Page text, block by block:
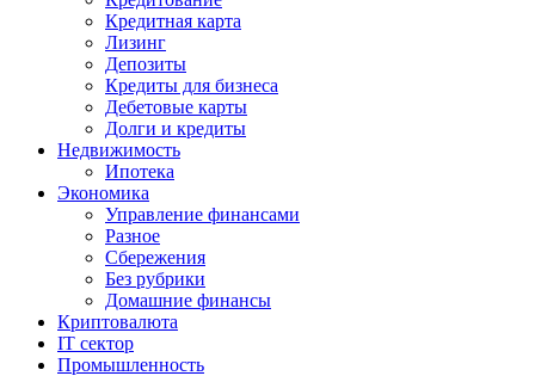
Кредитная карта
Лизинг
Депозиты
Кредиты для бизнеса
Дебетовые карты
Долги и кредиты
Недвижимость
Ипотека
Экономика
Управление финансами
Разное
Сбережения
Без рубрики
Домашние финансы
Криптовалюта
IT сектор
Промышленность